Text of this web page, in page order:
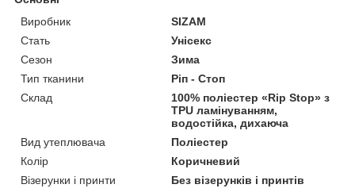
Виробник
SIZAM
Стать
Унісекс
Сезон
Зима
Тип тканини
Ріп - Стоп
Склад
100% поліестер «Rip Stop» з
TPU ламінуванням,
водостійка, дихаюча
Вид утеплювача
Поліестер
Колір
Коричневий
Візерунки і принти
Без візерунків і принтів